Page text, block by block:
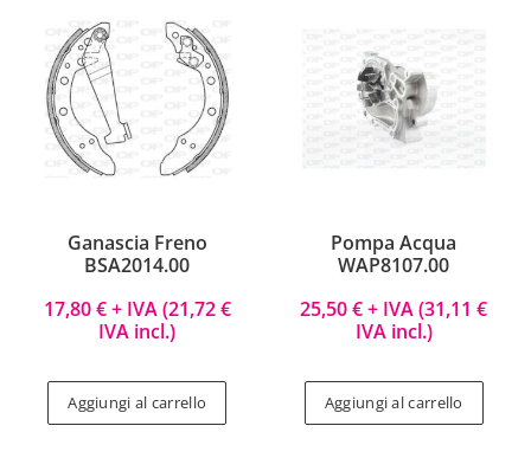
Ganascia Freno
BSA2014.00
17,80€+ IVA (21,72€
IVA incl.)
Aggiungi al carrello
Pompa Acqua
WAP8107.00
25,50€+ IVA (31,11€
IVA incl.)
Aggiungi al carrello